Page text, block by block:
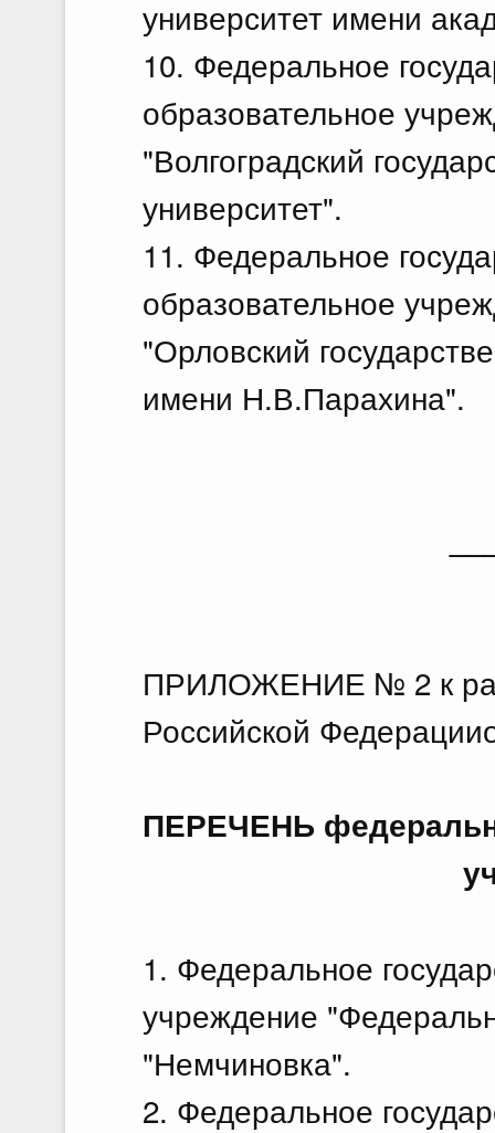
университет имени
10. Федеральное
образовательное
"Волгоградский
университет".
11. Федеральное
образовательное
"Орловский
имени Н.В.Парахина".
ПРИЛОЖЕНИЕ № 2 к
Российской
ПЕРЕЧЕНЬ
1. Федеральное
учреждение
"Немчиновка".
2. Федеральное